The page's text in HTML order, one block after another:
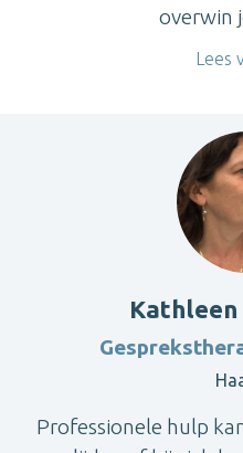
overwin
Lees
Kathleen
Professionele hulp